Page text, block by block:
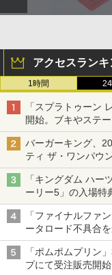
アクセスランキ
1時間
「スプラトゥーン
開始。ブキやステ
バーガーキング、
ティ ザ・ワンパウ
「特製ガーリック
「キングダム ハー
ーリー5」の入場特
本日8月7日より先
「ファイナルファ
ータロード不具合
「ポムポムプリン
プにて受注販売開始